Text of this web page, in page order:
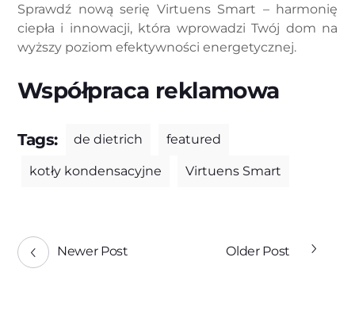
Sprawdź nową serię Virtuens Smart – harmonię
ciepła i innowacji, która wprowadzi Twój dom na
wyższy poziom efektywności energetycznej.
Współpraca reklamowa
Tags: de dietrich featured
kotły kondensacyjne Virtuens Smart
Newer Post Older Post